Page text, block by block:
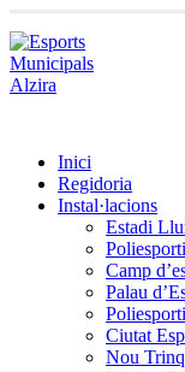
Inici
Regidoria
Instal·lacions
Estadi
Camp
Palau
Ciutat
Nou